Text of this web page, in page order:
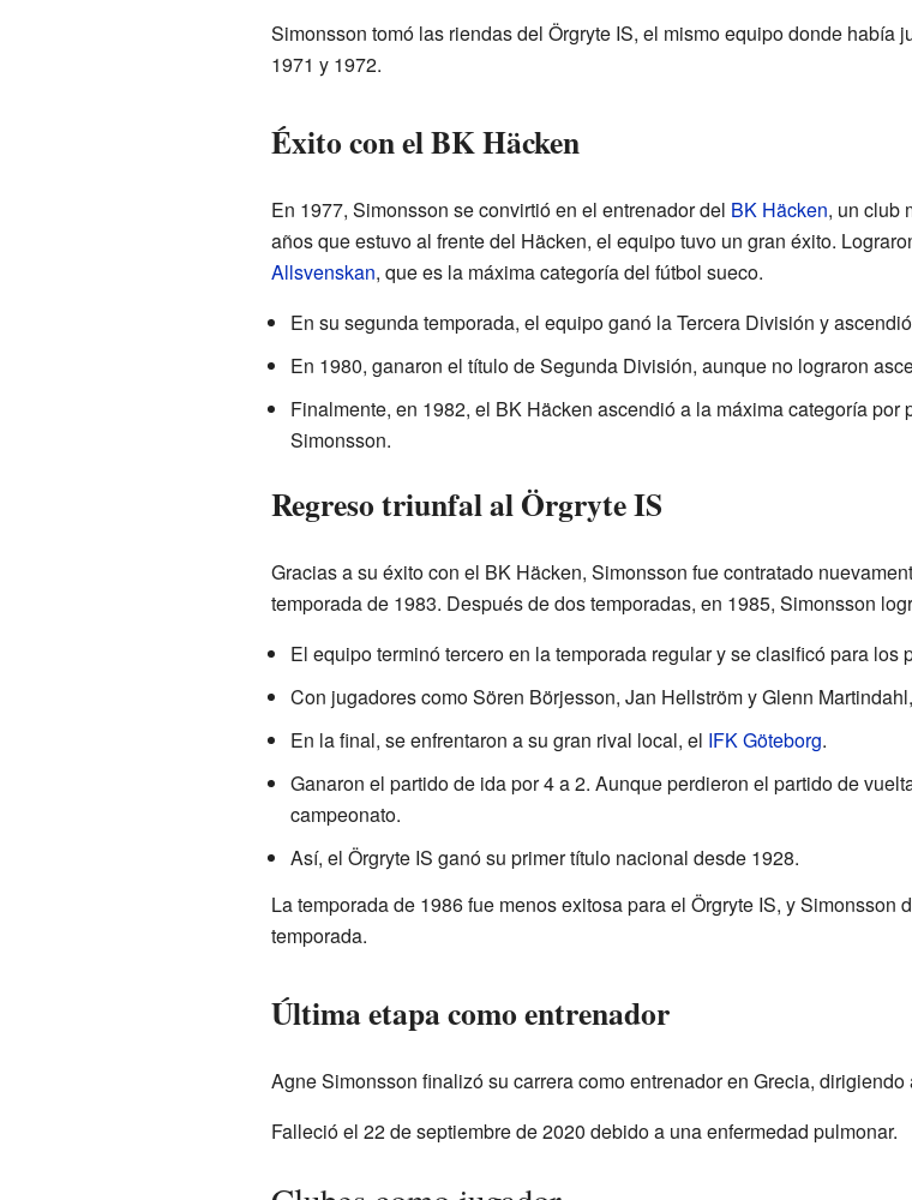
Simonsson tomó las riendas del Örgryte IS, el mismo equipo donde había
1971 y 1972.
Éxito con el BK Häcken
En 1977, Simonsson se convirtió en el entrenador del BK Häcken, un club
años que estuvo al frente del Häcken, el equipo tuvo un gran éxito.
Allsvenskan, que es la máxima categoría del fútbol sueco.
En su segunda temporada, el equipo ganó la Tercera División y
En 1980, ganaron el título de Segunda División, aunque no lograron
Finalmente, en 1982, el BK Häcken ascendió a la máxima categoría
Simonsson.
Regreso triunfal al Örgryte IS
Gracias a su éxito con el BK Häcken, Simonsson fue contratado
temporada de 1983. Después de dos temporadas, en 1985, Simonsson
El equipo terminó tercero en la temporada regular y se clasificó para los
Con jugadores como Sören Börjesson, Jan Hellström y Glenn
En la final, se enfrentaron a su gran rival local, el IFK Göteborg.
Ganaron el partido de ida por 4 a 2. Aunque perdieron el partido de
campeonato.
Así, el Örgryte IS ganó su primer título nacional desde 1928.
La temporada de 1986 fue menos exitosa para el Örgryte IS, y Simonsson
temporada.
Última etapa como entrenador
Agne Simonsson finalizó su carrera como entrenador en Grecia, dirigiendo
Falleció el 22 de septiembre de 2020 debido a una enfermedad pulmonar.